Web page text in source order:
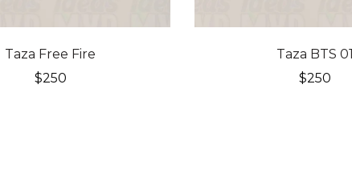
Taza Free Fire
$250
Taza BTS 01
$250